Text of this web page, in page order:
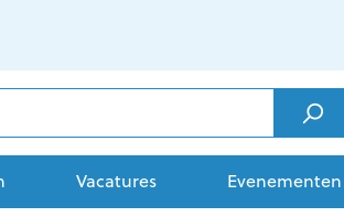
Vacatures Evenementen